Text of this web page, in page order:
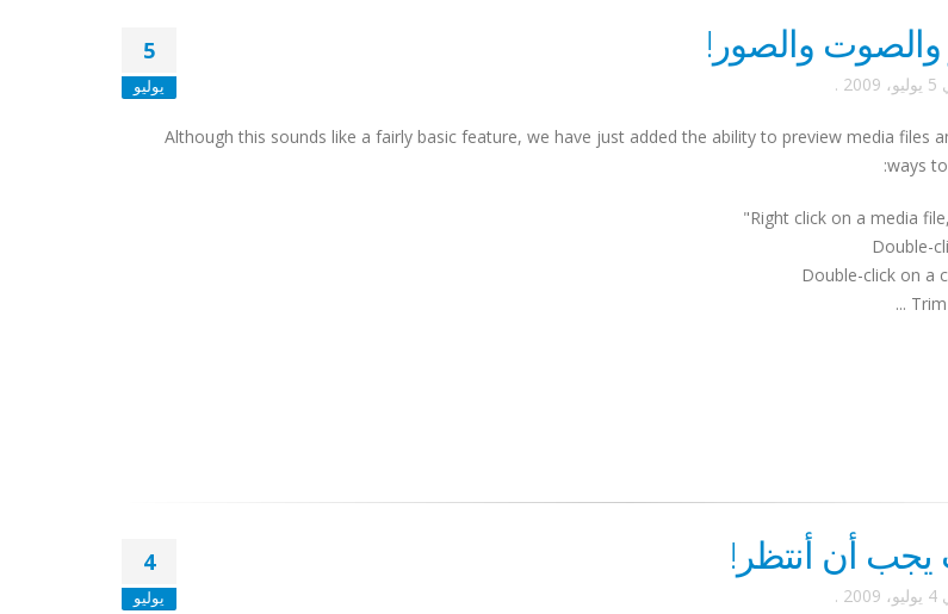
5
يوليو
والصوت والصور!
5 يوليو، 2009 .
Although this sounds like a fairly basic feature, we have just added the ability to preview media files
ways
Right click on a media
Double-
Double-click on a
Trim
4
يوليو
أن أنتظر!
4 يوليو، 2009 .